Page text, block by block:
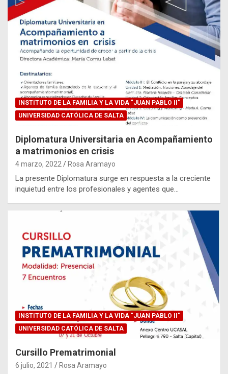
INSTITUTO DE LA FAMILIA Y LA VIDA "JUAN PABLO II"
UNIVERSIDAD CATÓLICA DE SALTA
Diplomatura Universitaria en Acompañamiento
a matrimonios en crisis
4 marzo, 2022 Rosa Aramayo
La presente Diplomatura surge en respuesta a la creciente
inquietud entre los profesionales y agentes que…
INSTITUTO DE LA FAMILIA Y LA VIDA "JUAN PABLO II"
UNIVERSIDAD CATÓLICA DE SALTA
Cursillo Prematrimonial
6 julio, 2021 Rosa Aramayo